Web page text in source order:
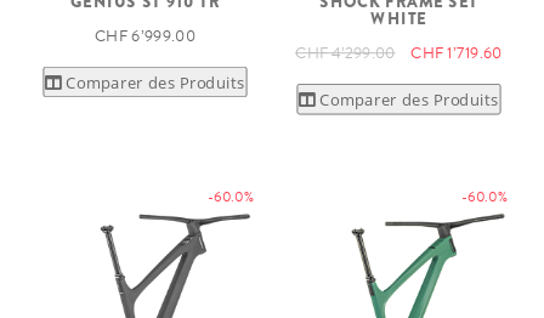
CHF 6’999.00
Comparer des Produits
WHITE
CHF 4’299.00 CHF 1’719.60
Comparer des Produits
-60.0% -60.0%